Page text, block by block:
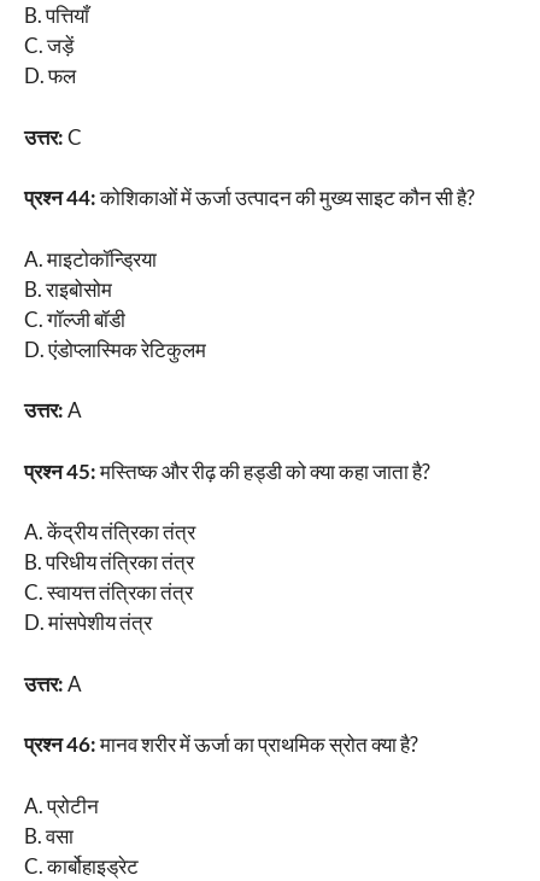
B. पत्तियाँ
C. जड़ें
D. फल
उत्तर:C
प्रश्न 44:कोशिकाओं में ऊर्जा उत्पादन की मुख्य साइट कौन सी है?
A. माइटोकॉन्ड्रिया
B. राइबोसोम
C. गॉल्जी बॉडी
D. एंडोप्लास्मिक रेटिकुलम
उत्तर:A
प्रश्न 45:मस्तिष्क और रीढ़ की हड्डी को क्या कहा जाता है?
A. केंद्रीय तंत्रिका तंत्र
B. परिधीय तंत्रिका तंत्र
C. स्वायत्त तंत्रिका तंत्र
D. मांसपेशीय तंत्र
उत्तर:A
प्रश्न 46:मानव शरीर में ऊर्जा का प्राथमिक स्रोत क्या है?
A. प्रोटीन
B. वसा
C. कार्बोहाइड्रेट